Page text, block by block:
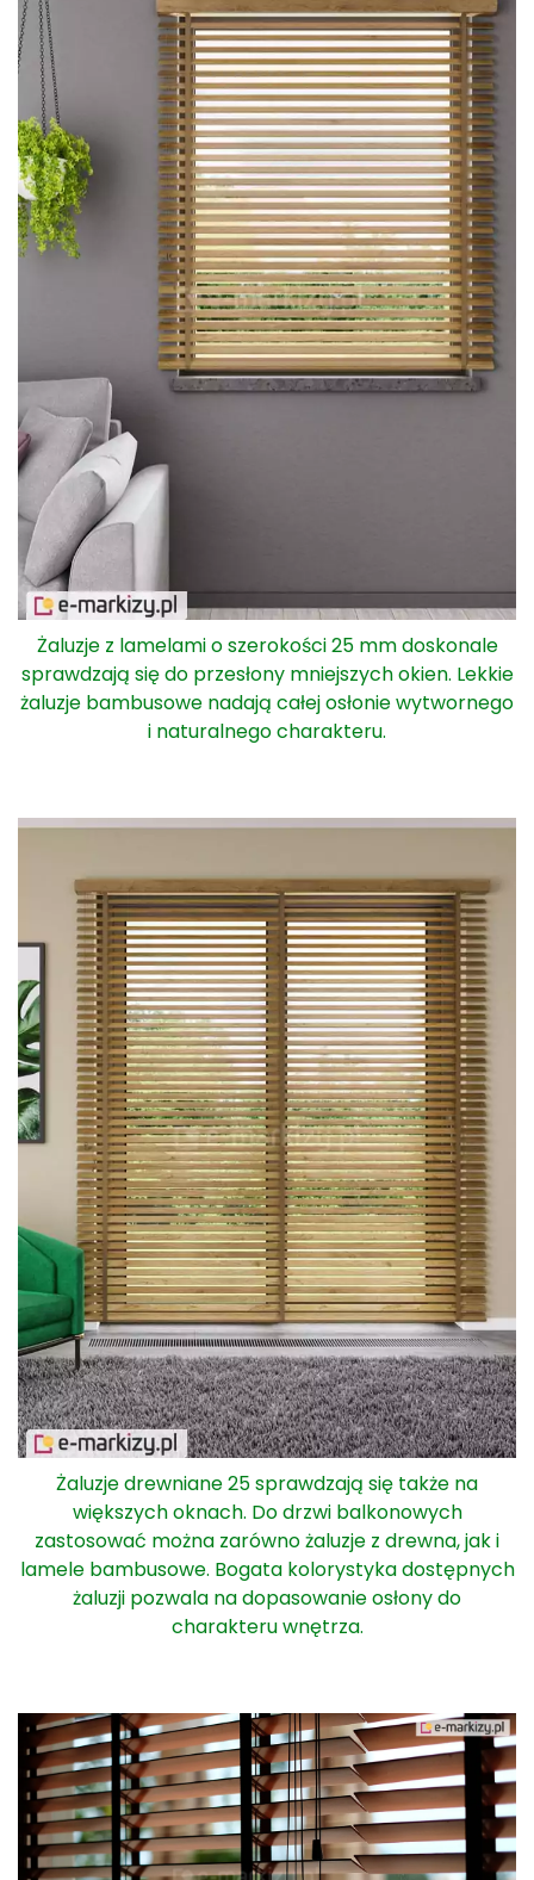
Żaluzje z lamelami o szerokości 25 mm doskonale
sprawdzają się do przesłony mniejszych okien. Lekkie
żaluzje bambusowe nadają całej osłonie wytwornego
i naturalnego charakteru.
Żaluzje drewniane 25 sprawdzają się także na
większych oknach. Do drzwi balkonowych
zastosować można zarówno żaluzje z drewna, jak i
lamele bambusowe. Bogata kolorystyka dostępnych
żaluzji pozwala na dopasowanie osłony do
charakteru wnętrza.